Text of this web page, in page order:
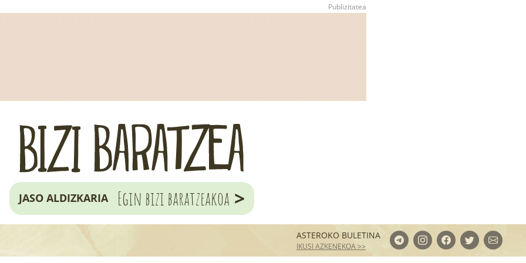
JASO ALDIZKARIA Egin bizi baratzeakoa >
ASTEROKO BULETINA
IKUSI AZKENEKOA >>